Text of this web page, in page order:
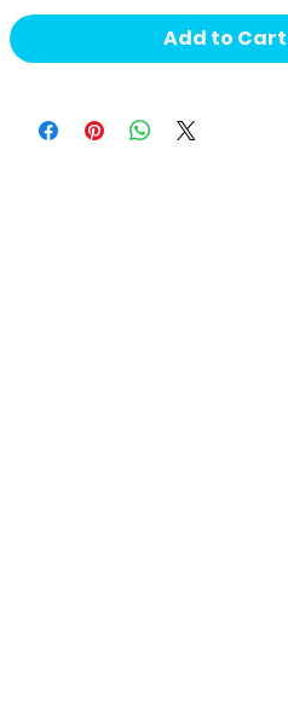
Add to Cart